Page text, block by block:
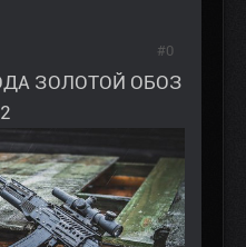
ЗОЛОТОЙ ОБОЗ
2
#0